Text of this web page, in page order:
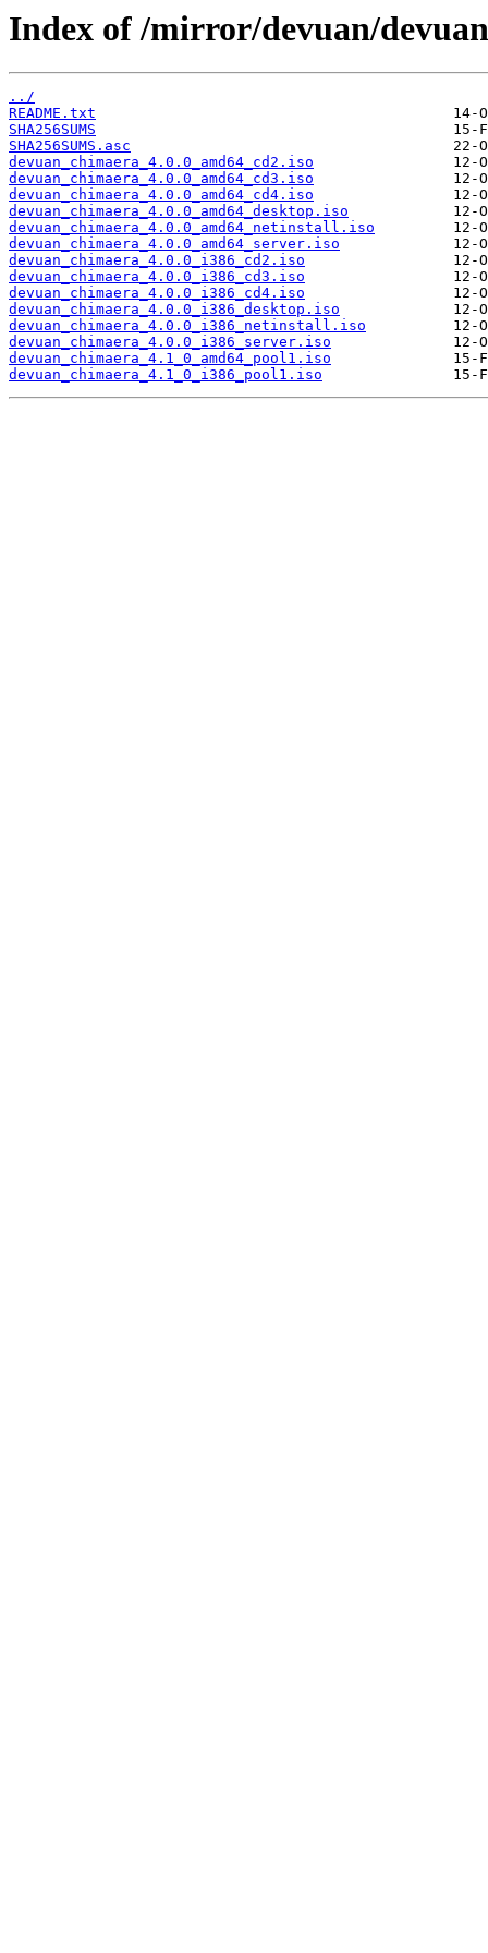
Index of /mirror/devuan/
../
README.txt
SHA256SUMS
SHA256SUMS.asc
devuan_chimaera_4.0.0_amd64_cd2.iso
devuan_chimaera_4.0.0_amd64_cd3.iso
devuan_chimaera_4.0.0_amd64_cd4.iso
devuan_chimaera_4.0.0_amd64_desktop.iso
devuan_chimaera_4.0.0_amd64_netinstall.iso
devuan_chimaera_4.0.0_amd64_server.iso
devuan_chimaera_4.0.0_i386_cd2.iso
devuan_chimaera_4.0.0_i386_cd3.iso
devuan_chimaera_4.0.0_i386_cd4.iso
devuan_chimaera_4.0.0_i386_desktop.iso
devuan_chimaera_4.0.0_i386_netinstall.iso
devuan_chimaera_4.0.0_i386_server.iso
devuan_chimaera_4.1_0_amd64_pool1.iso
devuan_chimaera_4.1_0_i386_pool1.iso